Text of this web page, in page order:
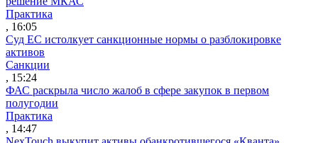
Практика
, 16:05
Суд ЕС истолкует санкционные нормы о разблокировке
активов
Санкции
, 15:24
ФАС раскрыла число жалоб в сфере закупок в первом
полугодии
Практика
, 14:47